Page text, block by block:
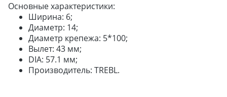
ДИСКИ
АККУМУЛЯТОРЫ
Основные характеристики:
Ширина: 6;
Диаметр: 14;
Диаметр крепежа: 5*100;
Вылет: 43 мм;
DIA: 57.1 мм;
Производитель: TREBL.